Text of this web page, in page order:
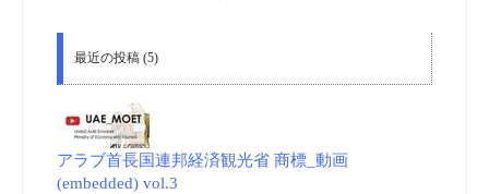
最近の投稿 (5)
アラブ首長国連邦経済観光省 商標_動画
(embedded) vol.3